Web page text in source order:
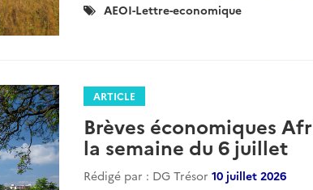
Catégories
AEOI-Lettre-economique
ARTICLE
Brèves économiques
la semaine du 6 juillet
Rédigé par : DG Trésor 10 juillet 2026